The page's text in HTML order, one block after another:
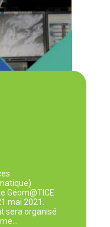
Géom@TICE
mai 2021.
sera organisé